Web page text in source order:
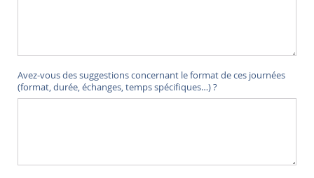
Avez-vous des suggestions concernant le format de ces journées
(format, durée, échanges, temps spécifiques…) ?